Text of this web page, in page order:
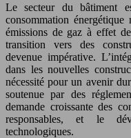
Le secteur du bâtiment
consommation
émissions de gaz à effet
transition vers des
devenue impérative.
dans les nouvelles
nécessité pour un avenir
soutenue par des
demande croissante des
responsables, et le
technologiques.